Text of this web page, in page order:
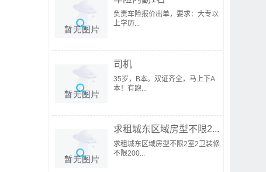
负责车险报价出单，要求：大专以
上学历...
司机
35岁，B本。双证齐全，马上下A
本！有跑...
求租城东区域房型不限2...
求租城东区域房型不限2室2卫装修
不限200...